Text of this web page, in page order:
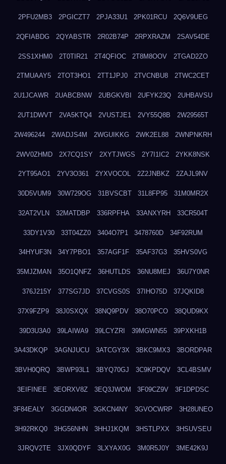
2PFU2MB3 2PGICZT7 2PJA33U1 2PK01RCU 2Q6V9UEG
2QFIABDG 2QYABSTR 2R02B74P 2RPXRAZM 2SAV54DE
2SS1XHM0 2T0TIR21 2T4QFIOC 2T8M8OOV 2TGAD2ZO
2TMUAAY5 2TOT3HO1 2TT1JPJ0 2TVCNBU8 2TWC2CET
2U1JCAWR 2UABCBNW 2UBGKVBI 2UFYK23Q 2UHBAVSU
2UT1DWVT 2VA5KTQ4 2VUSTJE1 2VY55Q8B 2W29565T
2W496244 2WADJS4M 2WGUIKKG 2WK2EL88 2WNPNKRH
2WV0ZHMD 2X7CQ1SY 2XYTJWGS 2Y7I1IC2 2YKK8NSK
2YT95AO1 2YV3O361 2YXVOCOL 2Z2JNBKZ 2ZAJL9NV
30D5VUM9 30W729OG 31BVSCBT 31L8FP95 31M0MR2X
32AT2VLN 32MATDBP 336RPFHA 33ANXYRH 33CR504T
33DY1V30 33T04ZZ0 3404O7P1 3478760D 34F92RUM
34HYUF3N 34Y7PBO1 357AGF1F 35AF37G3 35HVS0VG
35MJZMAN 35O1QNFZ 36HUTLDS 36NU8MEJ 36U7Y0NR
376J215Y 377SG7JD 37CVGS0S 37IHO75D 37JQKID8
37X9FZP9 38J0SXQX 38NQ9PDV 38O70PCO 38QUD9KX
39D3U3A0 39LAIWA9 39LCYZRI 39MGWN55 39PXKH1B
3A43DKQP 3AGNJUCU 3ATCGY3X 3BKC9MX3 3BORDPAR
3BVH0QRQ 3BWP93L1 3BYQ70GJ 3C9KPDQV 3CL4BSMV
3EIFINEE 3EORXV8Z 3EQ3JWOM 3F09CZ9V 3F1DPDSC
3F84EALY 3GGDN4OR 3GKCN4NY 3GVOCWRP 3H28UNEO
3H92RKQ0 3HG56NHN 3HHJ1KQM 3HSTLPXX 3HSUVSEU
3JRQV2TE 3JX0QDYF 3LXYAX0G 3M0R5J0Y 3ME42K9J